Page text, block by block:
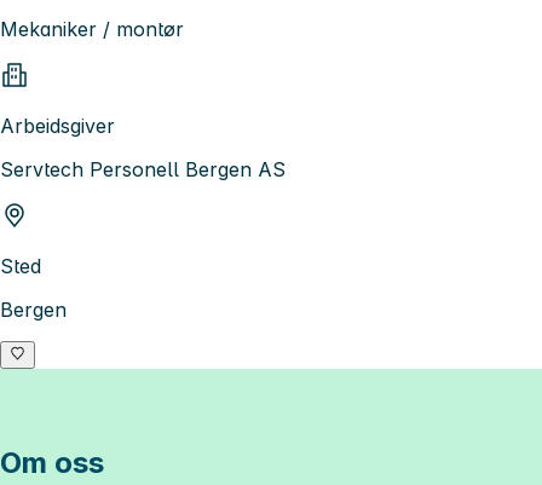
Mekaniker / montør
Arbeidsgiver
Servtech Personell Bergen AS
Sted
Bergen
Om oss